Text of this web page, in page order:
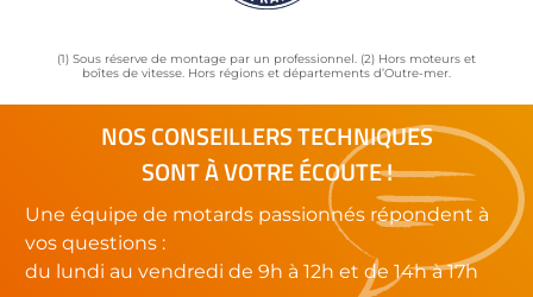
(1) Sous réserve de montage par un professionnel. (2) Hors moteurs et
boîtes de vitesse. Hors régions et départements d’Outre-mer.
NOS CONSEILLERS TECHNIQUES
SONT À VOTRE ÉCOUTE !
Une équipe de motards passionnés répondent à
vos questions :
du lundi au vendredi de 9h à 12h et de 14h à 17h